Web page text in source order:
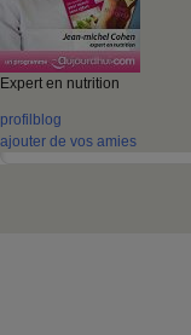
Expert en nutrition
profil blog
ajouter de vos amies